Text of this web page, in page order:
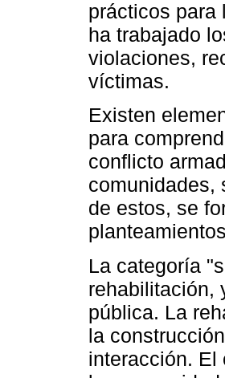
prácticos
ha trabajado
violaciones,
víctimas.
Existen
para
conflicto
comunidades,
de estos, se
La categoría
rehabilitación,
pública. La
la
interacción. El